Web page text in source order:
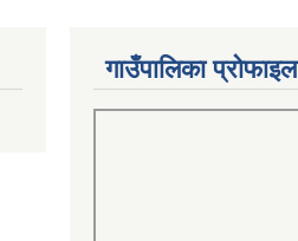
गाउँपालिका प्रोफाइल